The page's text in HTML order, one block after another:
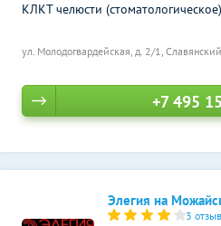
ул. Молодогвардейская, д. 2/1,
КЛКТ челюсти (стоматологическое)
+7 495
Элегия на
3